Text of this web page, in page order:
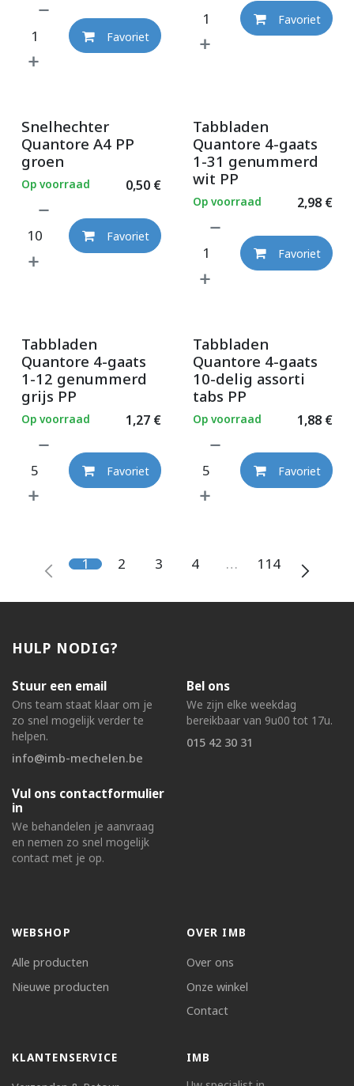
Favoriet
Favoriet
Snelhechter
Quantore A4 PP
groen
0,50€
Op voorraad
Favoriet
Tabbladen
Quantore 4-gaats
1-31 genummerd
wit PP
2,98€
Op voorraad
Favoriet
Tabbladen
Quantore 4-gaats
1-12 genummerd
grijs PP
1,27€
Op voorraad
Favoriet
Tabbladen
Quantore 4-gaats
10-delig assorti
tabs PP
1,88€
Op voorraad
Favoriet
1 2 3 4 … 114
HULP NODIG?
Stuur een email
Ons team staat klaar om je
zo snel mogelijk verder te
helpen.
info@imb-mechelen.be
Bel ons
We zijn elke weekdag
bereikbaar van 9u00 tot 17u.
015 42 30 31
Vul ons contactformulier
in
We behandelen je aanvraag
en nemen zo snel mogelijk
contact met je op.
WEBSHOP
Alle producten
Nieuwe producten
OVER IMB
Over ons
Onze winkel
Contact
KLANTENSERVICE
IMB